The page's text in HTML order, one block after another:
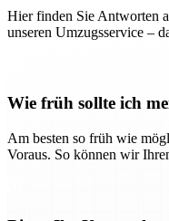
Hier finden Sie Antworten
unseren Umzugsservice –
Wie früh sollte ich
Am besten so früh wie
Voraus. So können wir